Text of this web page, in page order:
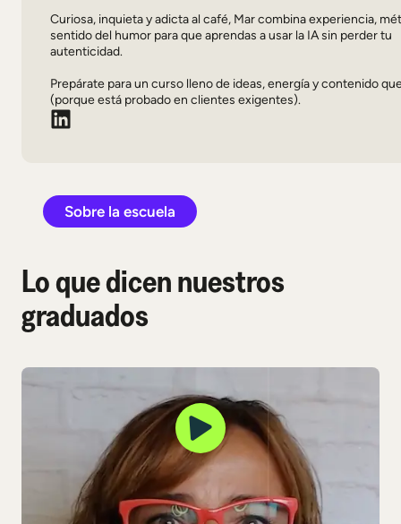
Curiosa, inquieta y adicta al café, Mar combina experiencia,
sentido del humor para que aprendas a usar la IA sin perder tu
autenticidad.
Prepárate para un curso lleno de ideas, energía y contenido
(porque está probado en clientes exigentes).
Sobre la escuela
Lo que dicen nuestros
graduados